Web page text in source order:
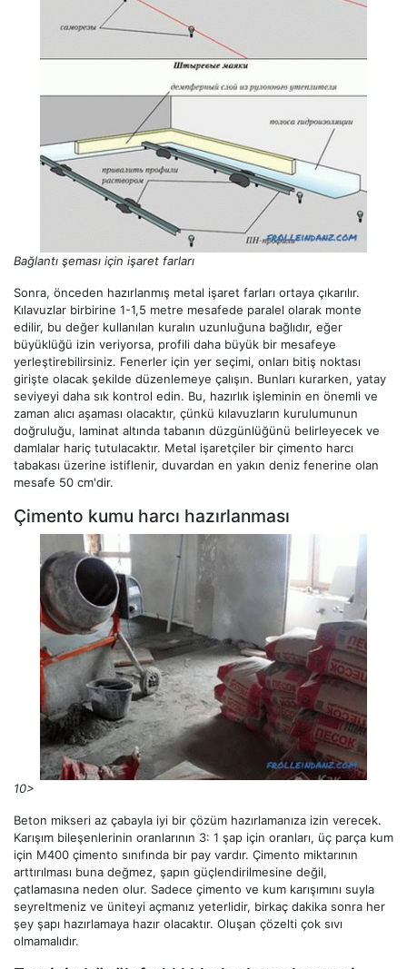
Bağlantı şeması için işaret farları
Sonra, önceden hazırlanmış metal işaret farları ortaya çıkarılır.
Kılavuzlar birbirine 1-1,5 metre mesafede paralel olarak monte
edilir, bu değer kullanılan kuralın uzunluğuna bağlıdır, eğer
büyüklüğü izin veriyorsa, profili daha büyük bir mesafeye
yerleştirebilirsiniz. Fenerler için yer seçimi, onları bitiş noktası
girişte olacak şekilde düzenlemeye çalışın. Bunları kurarken, yatay
seviyeyi daha sık kontrol edin. Bu, hazırlık işleminin en önemli ve
zaman alıcı aşaması olacaktır, çünkü kılavuzların kurulumunun
doğruluğu, laminat altında tabanın düzgünlüğünü belirleyecek ve
damlalar hariç tutulacaktır. Metal işaretçiler bir çimento harcı
tabakası üzerine istiflenir, duvardan en yakın deniz fenerine olan
mesafe 50 cm'dir.
Çimento kumu harcı hazırlanması
10>
Beton mikseri az çabayla iyi bir çözüm hazırlamanıza izin verecek.
Karışım bileşenlerinin oranlarının 3: 1 şap için oranları, üç parça kum
için M400 çimento sınıfında bir pay vardır. Çimento miktarının
arttırılması buna değmez, şapın güçlendirilmesine değil,
çatlamasına neden olur. Sadece çimento ve kum karışımını suyla
seyreltmeniz ve üniteyi açmanız yeterlidir, birkaç dakika sonra her
şey şapı hazırlamaya hazır olacaktır. Oluşan çözelti çok sıvı
olmamalıdır.